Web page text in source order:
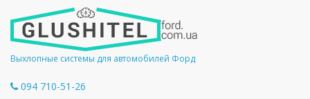
Выхлопные системы для автомобилей Форд
094 710-51-26